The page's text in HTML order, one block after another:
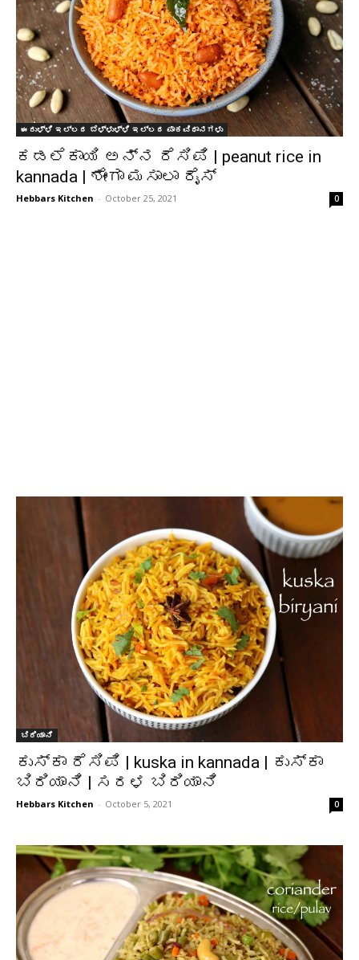
ಈರುಳ್ಳಿ ಇಲ್ಲದ ಬೆಳ್ಳುಳ್ಳಿ ಇಲ್ಲದ ಪಾಕವಿಧಾನಗಳು
ಕಡಲೆಕಾಯಿ ಅನ್ನ ರೆಸಿಪಿ | peanut rice in
kannada | ಶೇಂಗಾ ಮಸಾಲಾ ರೈಸ್
Hebbars Kitchen - October 25, 2021 0
ಬಿರಿಯಾನಿ
ಕುಸ್ಕಾ ರೆಸಿಪಿ | kuska in kannada | ಕುಸ್ಕಾ
ಬಿರಿಯಾನಿ | ಸರಳ ಬಿರಿಯಾನಿ
Hebbars Kitchen - October 5, 2021 0